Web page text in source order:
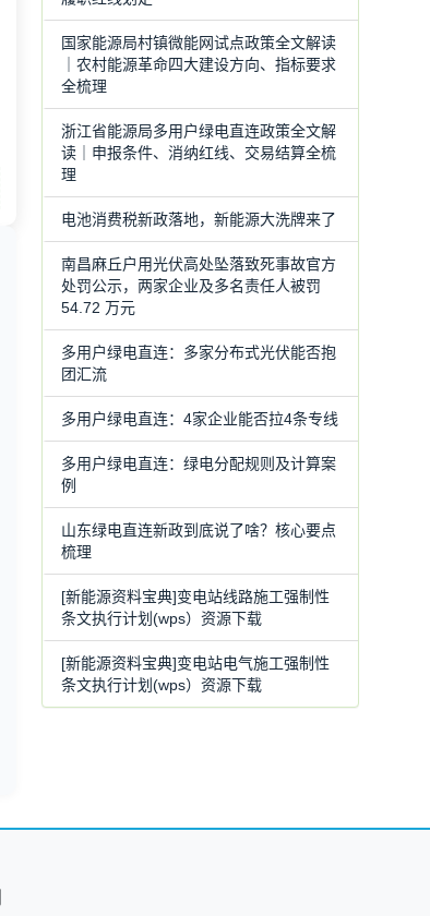
国家能源局村镇微能网试点政策全文解读
｜农村能源革命四大建设方向、指标要求
全梳理
浙江省能源局多用户绿电直连政策全文解
读｜申报条件、消纳红线、交易结算全梳
理
电池消费税新政落地，新能源大洗牌来了
南昌麻丘户用光伏高处坠落致死事故官方
处罚公示，两家企业及多名责任人被罚
54.72 万元
多用户绿电直连：多家分布式光伏能否抱
团汇流
多用户绿电直连：4家企业能否拉4条专线
多用户绿电直连：绿电分配规则及计算案
例
山东绿电直连新政到底说了啥？核心要点
梳理
[新能源资料宝典]变电站线路施工强制性
条文执行计划(wps）资源下载
[新能源资料宝典]变电站电气施工强制性
条文执行计划(wps）资源下载